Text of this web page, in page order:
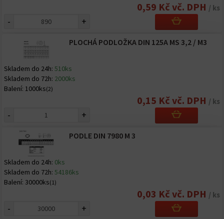
0,59 Kč vč. DPH / ks
- +
PLOCHÁ PODLOŽKA DIN 125A MS 3,2 / M3
Skladem do 24h: 510ks
Skladem do 72h: 2000ks
Balení: 1000ks(2)
0,15 Kč vč. DPH / ks
- +
PODLE DIN 7980 M 3
Skladem do 24h: 0ks
Skladem do 72h: 54186ks
Balení: 30000ks(1)
0,03 Kč vč. DPH / ks
- +